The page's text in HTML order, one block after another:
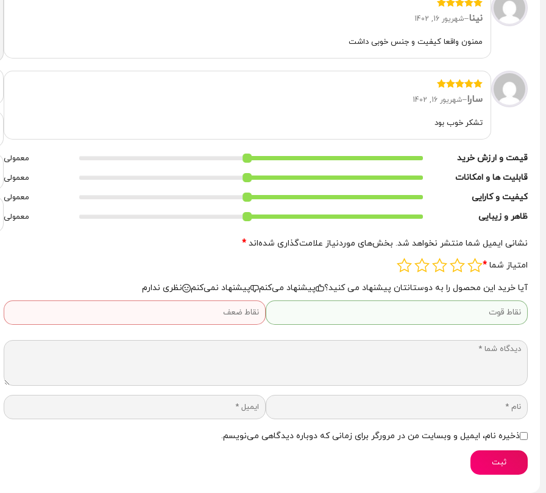
نمره 5 نینا–شهریور 16, 1402
ممنون واقعا کیفیت و جنس خوبی داشت
نمره 5از 5 سارا–شهریور 16, 1402
تشکر خوب بود
قیمت و ارزش خرید معمولی
قابلیت ها و امکانات معمولی
کیفیت و کارایی معمولی
ظاهر و زیبایی معمولی
نشانی ایمیل شما منتشر نخواهد شد. بخش‌های موردنیاز علامت‌گذاری شده‌اند *
امتیاز شما *
آیا خرید این محصول را به دوستانتان پیشنهاد می کنید؟
پیشنهاد می‌کنم پیشنهاد نمی‌کنم نظری ندارم
ذخیره نام، ایمیل و وبسایت من در مرورگر برای زمانی که دوباره دیدگاهی می‌نویسم.
ثبت